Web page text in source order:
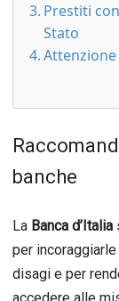
Prestiti
Stato
banche
La Banca d’Italia
per
disagi e per